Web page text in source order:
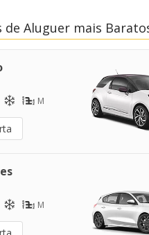
de Aluguer mais
M
M